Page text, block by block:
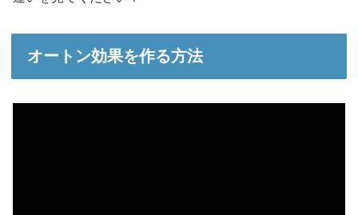
オートン効果を作る方法